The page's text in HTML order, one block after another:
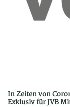
In Zeiten von
Exklusiv für JVB